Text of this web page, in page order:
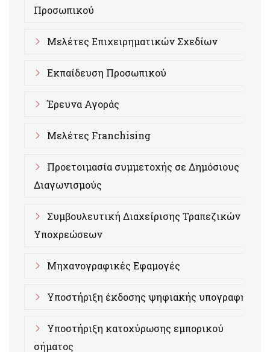
Προσωπικού
Μελέτες Επιχειρηματικών Σχεδίων
Εκπαίδευση Προσωπικού
Έρευνα Αγοράς
Μελέτες Franchising
Προετοιμασία συμμετοχής σε Δημόσιους
Διαγωνισμούς
Συμβουλευτική Διαχείρισης Τραπεζικών
Υποχρεώσεων
Μηχανογραφικές Εφαμογές
Υποστήριξη έκδοσης ψηφιακής υπογραφής
Υποστήριξη κατοχύρωσης εμπορικού
σήματος